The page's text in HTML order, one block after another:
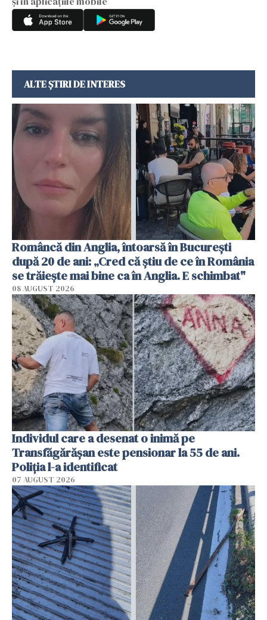
ALTE ȘTIRI DE INTERES
Româncă din Anglia, întoarsă în București
după 20 de ani: „Cred că știu de ce în România
se trăiește mai bine ca în Anglia. E schimbat"
08 AUGUST 2026
Individul care a desenat o inimă pe
Transfăgărășan este pensionar la 55 de ani.
Poliția l-a identificat
07 AUGUST 2026